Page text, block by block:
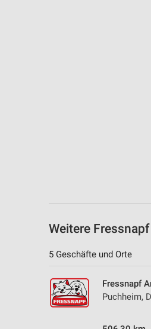
Weitere
5 Geschäfte und Orte
Fressnapf
Puchheim,
Verwendung von Profilen zur
Analyse von Zielgruppen durch
Nicht-IAB-Verarbeitungszwecke:
Notwendig
Performance
Funktional